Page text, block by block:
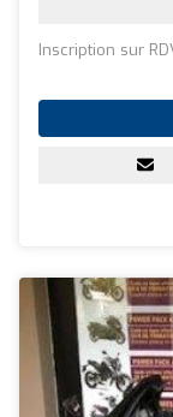
Inscription sur